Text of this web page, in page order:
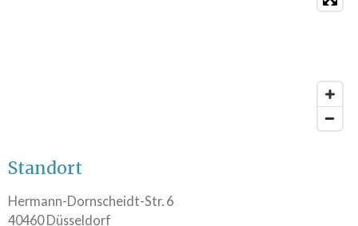
Standort
Hermann-Dornscheidt-Str. 6
40460 Düsseldorf